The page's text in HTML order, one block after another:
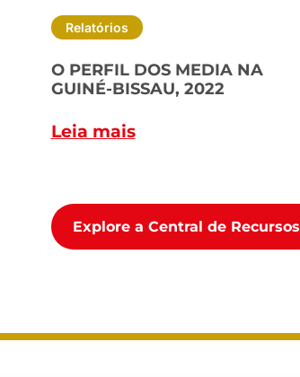
Relatórios
O PERFIL DOS MEDIA NA
GUINÉ-BISSAU, 2022
Leia mais
Explore a Central de Recursos